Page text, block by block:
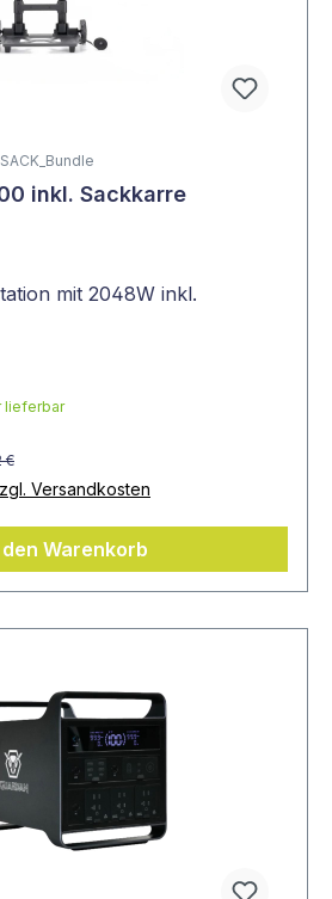
inkl. Sackkarre
mit 2048W inkl.
lieferbar
€
Versandkosten
den Warenkorb